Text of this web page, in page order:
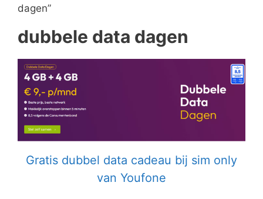
dagen”
dubbele data dagen
Gratis dubbel data cadeau bij sim only
van Youfone